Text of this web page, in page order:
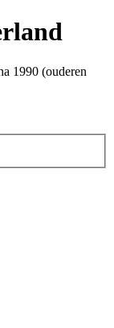
1990 (ouderen